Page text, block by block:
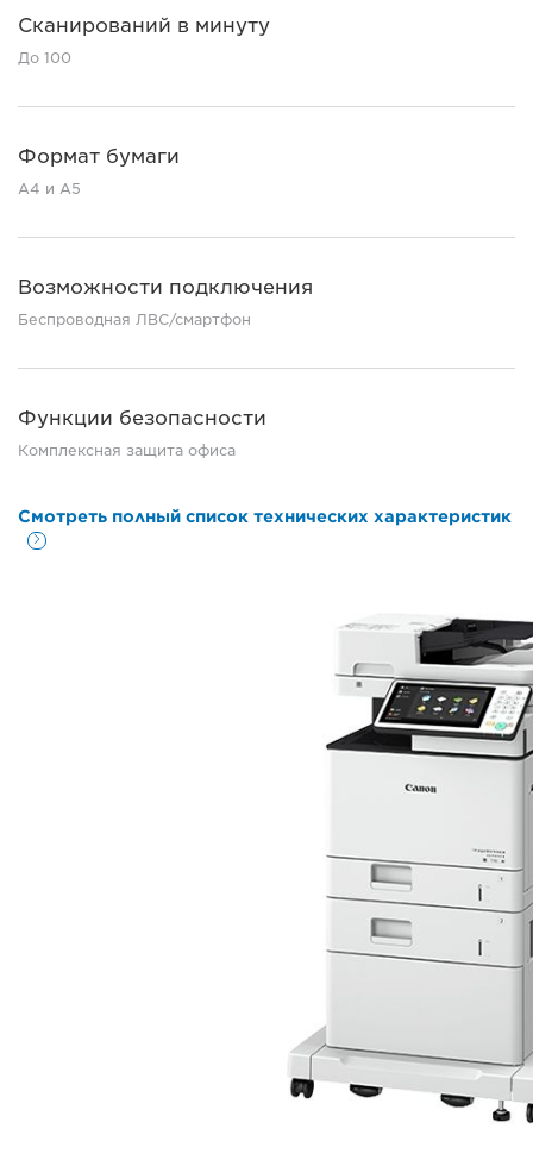
Сканирований в минуту
До 100
Формат бумаги
A4 и A5
Возможности подключения
Беспроводная ЛВС/смартфон
Функции безопасности
Комплексная защита офиса
Смотреть полный список технических характеристик